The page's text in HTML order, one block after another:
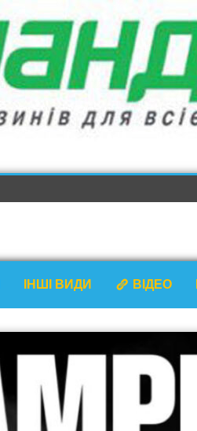
ІНШІ ВИДИ ВІДЕО